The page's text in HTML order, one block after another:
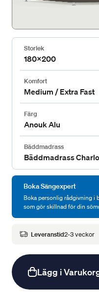
Storlek
180x200
Komfort
Medium / Extra Fast
Färg
Anouk Alu
Bäddmadrass
Bäddmadrass
Boka Sängexpert
Boka personlig rådgivning i
som gör skillnad för din
Leveranstid2-3 veckor
Lägg i